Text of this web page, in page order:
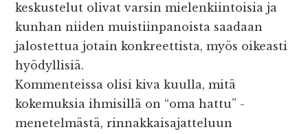
keskustelut olivat varsin mielenkiintoisia ja
kunhan niiden muistiinpanoista saadaan
jalostettua jotain konkreettista, myös oikeasti
hyödyllisiä.
Kommenteissa olisi kiva kuulla, mitä
kokemuksia ihmisillä on “oma hattu” -
menetelmästä, rinnakkaisajatteluun